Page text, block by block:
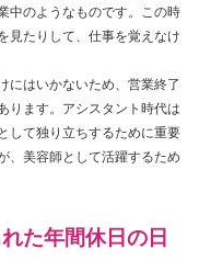
中のようなものです。この時
見たりして、仕事を覚えなけ
にはいかないため、営業終了
ります。アシスタント時代は
して独り立ちするために重要
、美容師として活躍するため
た年間休日の日